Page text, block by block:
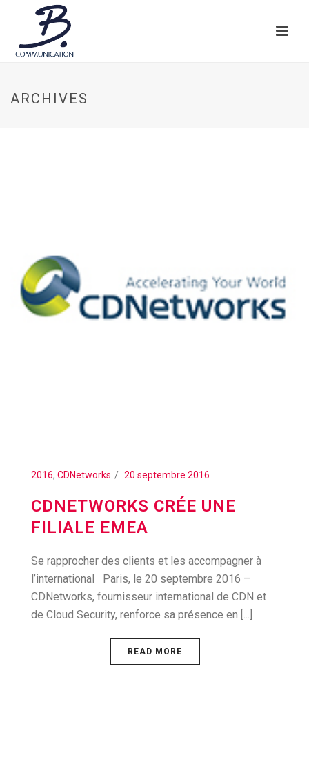
ARCHIVES
2016, CDNetworks 20 septembre 2016
CDNETWORKS CRÉE UNE
FILIALE EMEA
Se rapprocher des clients et les accompagner à
l’international Paris, le 20 septembre 2016 –
CDNetworks, fournisseur international de CDN et
de Cloud Security, renforce sa présence en [...]
READ MORE